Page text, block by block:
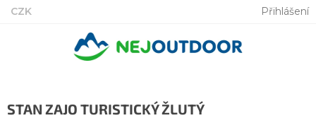
Přejít
CZK Přihlášení
STAN ZAJO TURISTICKÝ ŽLUTÝ